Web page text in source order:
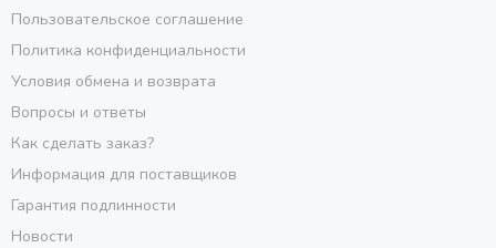
Пользовательское соглашение
Политика конфиденциальности
Условия обмена и возврата
Вопросы и ответы
Как сделать заказ?
Информация для поставщиков
Гарантия подлинности
Новости